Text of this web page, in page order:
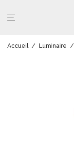
Accueil / Luminaire /